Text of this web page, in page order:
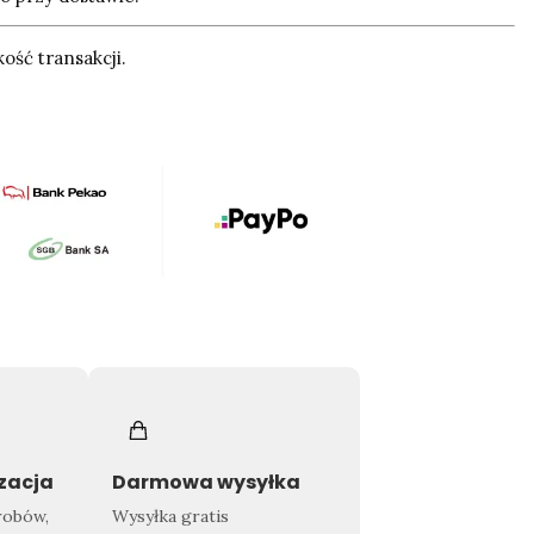
transakcji.
Darmowa wysyłka
Wysyłka gratis